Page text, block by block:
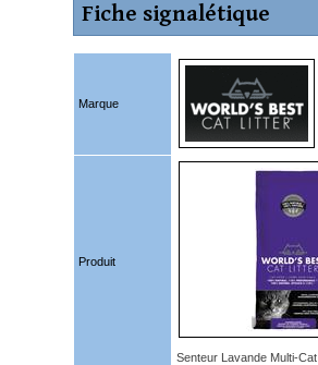
Fiche signalétique
Marque
Produit
Senteur Lavande Multi-Cat